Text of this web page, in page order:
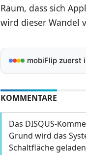
Raum, dass sich
wird dieser Wandel
mobiFlip zuerst
KOMMENTARE
Das DISQUS-
Grund wird das
Schaltfläche